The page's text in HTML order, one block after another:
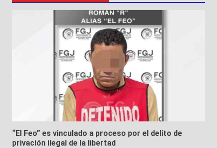
“El Feo” es vinculado a proceso por el delito de
privación ilegal de la libertad